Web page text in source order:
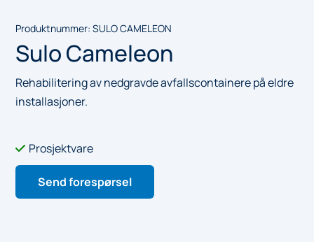
Produktnummer:SULO CAMELEON
Sulo Cameleon
Rehabilitering av nedgravde avfallscontainere på eldre
installasjoner.
 Prosjektvare
Send forespørsel